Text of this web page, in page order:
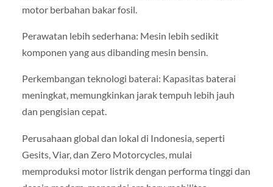
motor berbahan bakar fosil.
Perawatan lebih sederhana: Mesin lebih sedikit
komponen yang aus dibanding mesin bensin.
Perkembangan teknologi baterai: Kapasitas baterai
meningkat, memungkinkan jarak tempuh lebih jauh
dan pengisian cepat.
Perusahaan global dan lokal di Indonesia, seperti
Gesits, Viar, dan Zero Motorcycles, mulai
memproduksi motor listrik dengan performa tinggi dan